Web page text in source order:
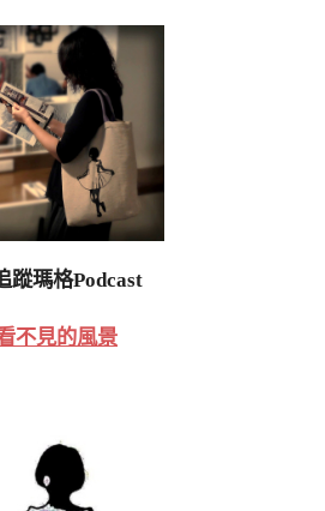
瑪格Podcast
不見的風景